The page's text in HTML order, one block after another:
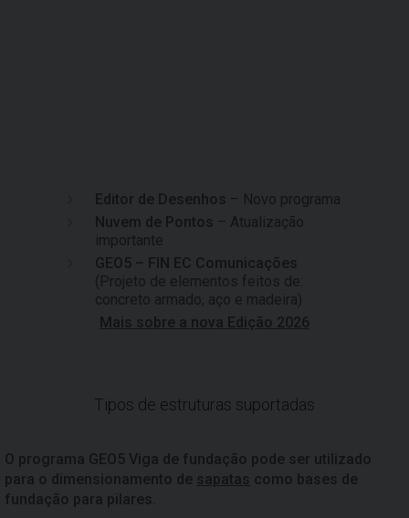
Editor de Desenhos – Novo programa
Nuvem de Pontos – Atualização
importante
GEO5 – FIN EC Comunicações
(Projeto de elementos feitos de:
concreto armado, aço e madeira)
Mais sobre a nova Edição 2026
Tipos de estruturas suportadas
O programa GEO5 Viga de fundação pode ser utilizado
para o dimensionamento de sapatas como bases de
fundação para pilares.